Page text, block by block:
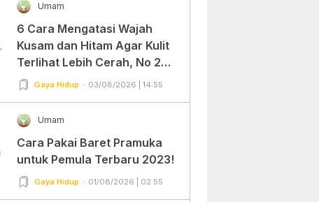
Umam
6 Cara Mengatasi Wajah
Kusam dan Hitam Agar Kulit
Terlihat Lebih Cerah, No 2
Gampang Banget dan Mudah
Gaya Hidup 03/08/2026 | 14:55
Umam
Cara Pakai Baret Pramuka
untuk Pemula Terbaru 2023!
Gaya Hidup 01/08/2026 | 02:55